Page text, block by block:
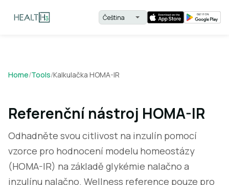
Home/Tools/Kalkulačka HOMA-IR
Referenční nástroj HOMA-IR
Odhadněte svou citlivost na inzulín pomocí
vzorce pro hodnocení modelu homeostázy
(HOMA-IR) na základě glykémie nalačno a
inzulínu nalačno. Wellness reference pouze pro